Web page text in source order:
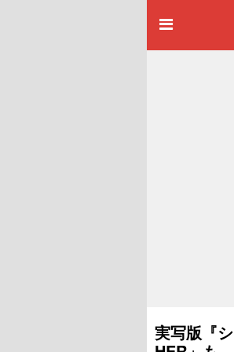
実写版『